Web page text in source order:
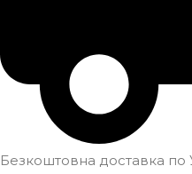
Безкоштовна доставка по